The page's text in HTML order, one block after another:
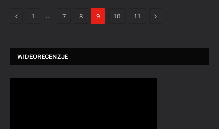
Previous
1 … 7 8 9 10 11 Next
WIDEORECENZJE